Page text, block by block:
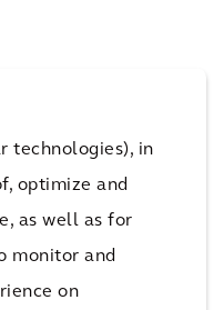
technologies), in
optimize and
as well as for
monitor and
on